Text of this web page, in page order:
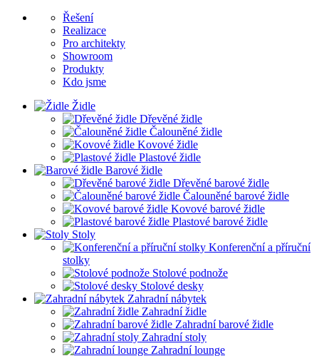
Řešení
Realizace
Pro architekty
Showroom
Produkty
Kdo jsme
Židle
Dřevěné židle
Čalouněné židle
Kovové židle
Plastové židle
Barové židle
Dřevěné barové židle
Čalouněné barové židle
Kovové barové židle
Plastové barové židle
Stoly
Konferenční a příruční
stolky
Stolové podnože
Stolové desky
Zahradní nábytek
Zahradní židle
Zahradní barové židle
Zahradní stoly
Zahradní lounge